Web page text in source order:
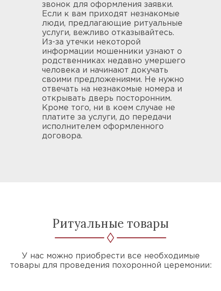
звонок для оформления заявки.
Если к вам приходят незнакомые
люди, предлагающие ритуальные
услуги, вежливо отказывайтесь.
Из-за утечки некоторой
информации мошенники узнают о
родственниках недавно умершего
человека и начинают докучать
своими предложениями. Не нужно
отвечать на незнакомые номера и
открывать дверь посторонним.
Кроме того, ни в коем случае не
платите за услуги, до передачи
исполнителем оформленного
договора.
Ритуальные товары
У нас можно приобрести все необходимые
товары для проведения похоронной церемонии: